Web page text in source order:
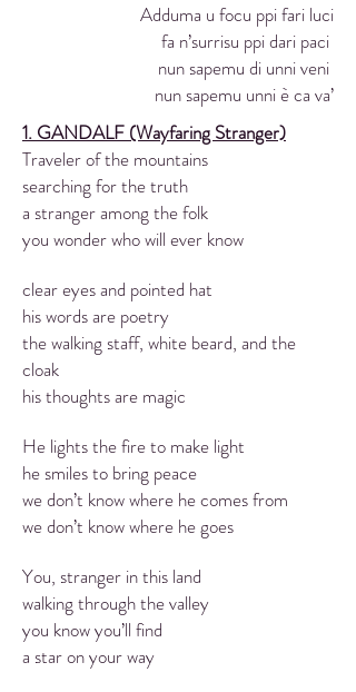
Adduma u focu ppi fari luci
fa n’surrisu ppi dari paci
nun sapemu di unni veni
nun sapemu unni è ca va’
1. GANDALF (Wayfaring Stranger)
Traveler of the mountains
searching for the truth
a stranger among the folk
you wonder who will ever know
clear eyes and pointed hat
his words are poetry
the walking staff, white beard, and the
cloak
his thoughts are magic
He lights the fire to make light
he smiles to bring peace
we don’t know where he comes from
we don’t know where he goes
You, stranger in this land
walking through the valley
you know you’ll find
a star on your way